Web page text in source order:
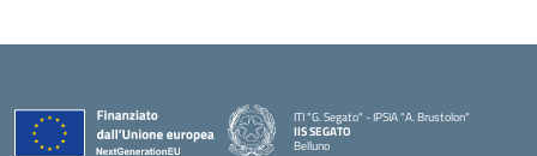
ITI "G. Segato" - IPSIA "A. Brustolon"
IIS SEGATO
Belluno